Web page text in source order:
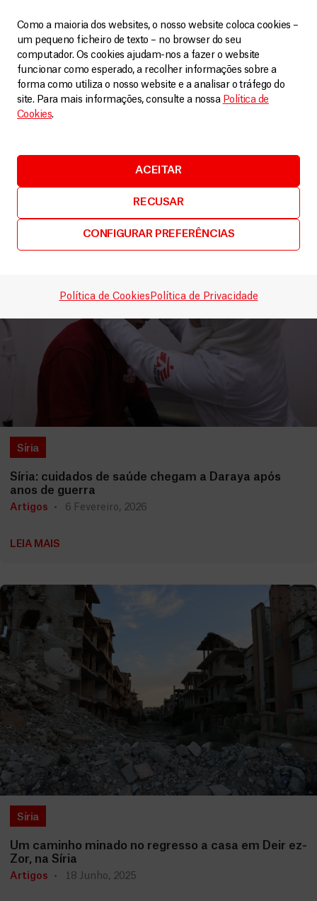
Como a maioria dos websites, o nosso website coloca cookies –
um pequeno ficheiro de texto – no browser do seu
computador. Os cookies ajudam-nos a fazer o website
funcionar como esperado, a recolher informações sobre a
forma como utiliza o nosso website e a analisar o tráfego do
site. Para mais informações, consulte a nossa Política de
Cookies.
ACEITAR
RECUSAR
CONFIGURAR PREFERÊNCIAS
Política de Cookies Política de Privacidade
Síria
Encerramento de Al-Hol deixa antigos residentes
expostos a um futuro incerto
Síria
Síria: cuidados de saúde chegam a Daraya após
anos de guerra
Artigos 6 Fevereiro, 2026
LEIA MAIS
Síria
Um caminho minado no regresso a casa em Deir ez-
Zor, na Síria
Artigos 18 Junho, 2025